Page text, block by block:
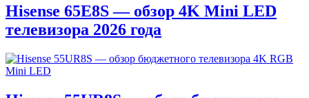
Hisense 65E8S — обзор 4K Mini LED
телевизора 2026 года